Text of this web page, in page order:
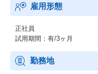
雇用形態
正社員
試用期間：有/3ヶ月
勤務地